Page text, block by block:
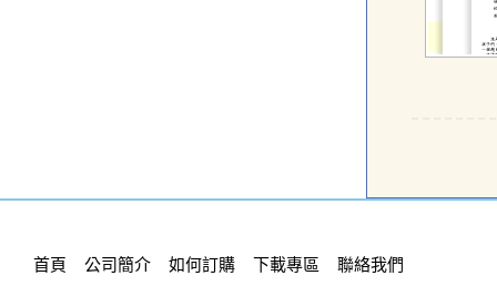
首頁 公司簡介 如何訂購 下載專區 聯絡我們